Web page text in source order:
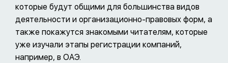
которые будут общими для большинства видов
деятельности и организационно-правовых форм, а
также покажутся знакомыми читателям, которые
уже изучали этапы регистрации компаний,
например, в ОАЭ.